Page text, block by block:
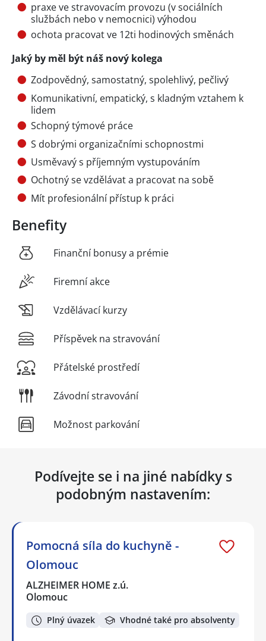
praxe ve stravovacím provozu (v sociálních
službách nebo v nemocnici) výhodou
ochota pracovat ve 12ti hodinových směnách
Jaký by měl být náš nový kolega
Zodpovědný, samostatný, spolehlivý, pečlivý
Komunikativní, empatický, s kladným vztahem k
lidem
Schopný týmové práce
S dobrými organizačními schopnostmi
Usměvavý s příjemným vystupováním
Ochotný se vzdělávat a pracovat na sobě
Mít profesionální přístup k práci
Benefity
Finanční bonusy a prémie
Firemní akce
Vzdělávací kurzy
Příspěvek na stravování
Přátelské prostředí
Závodní stravování
Možnost parkování
Podívejte se i na jiné nabídky s
podobným nastavením:
Pomocná síla do kuchyně -
Olomouc
ALZHEIMER HOME z.ú.
Olomouc
Plný úvazek Vhodné také pro absolventy